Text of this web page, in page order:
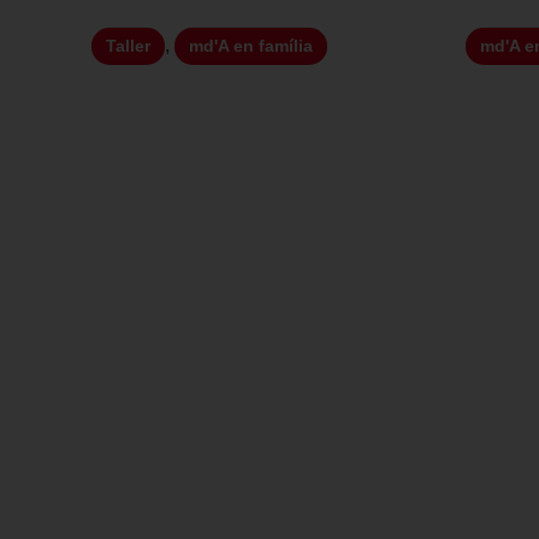
Taller , md'A en família md'A